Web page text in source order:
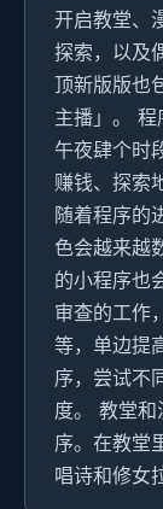
开启教堂、
探索，以及
顶新版版也
主播」。 程
午夜肆个时
赚钱、探索
随着程序的
色会越来越
的小程序也
审查的工作
等，单边提
序，尝试不
度。 教堂
序。在教堂
唱诗和修女